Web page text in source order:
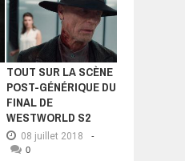
TOUT SUR LA SCÈNE
POST-GÉNÉRIQUE DU
FINAL DE
WESTWORLD S2
08 juillet 2018
-
0